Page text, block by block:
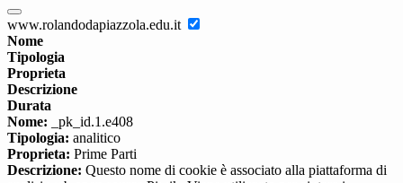
www.rolandodapiazzola.edu.it
Nome
Tipologia
Proprieta
Descrizione
Durata
Nome: _pk_id.1.e408
Tipologia: analitico
Proprieta: Prime Parti
Descrizione: Questo nome di cookie è associato alla piattaforma di